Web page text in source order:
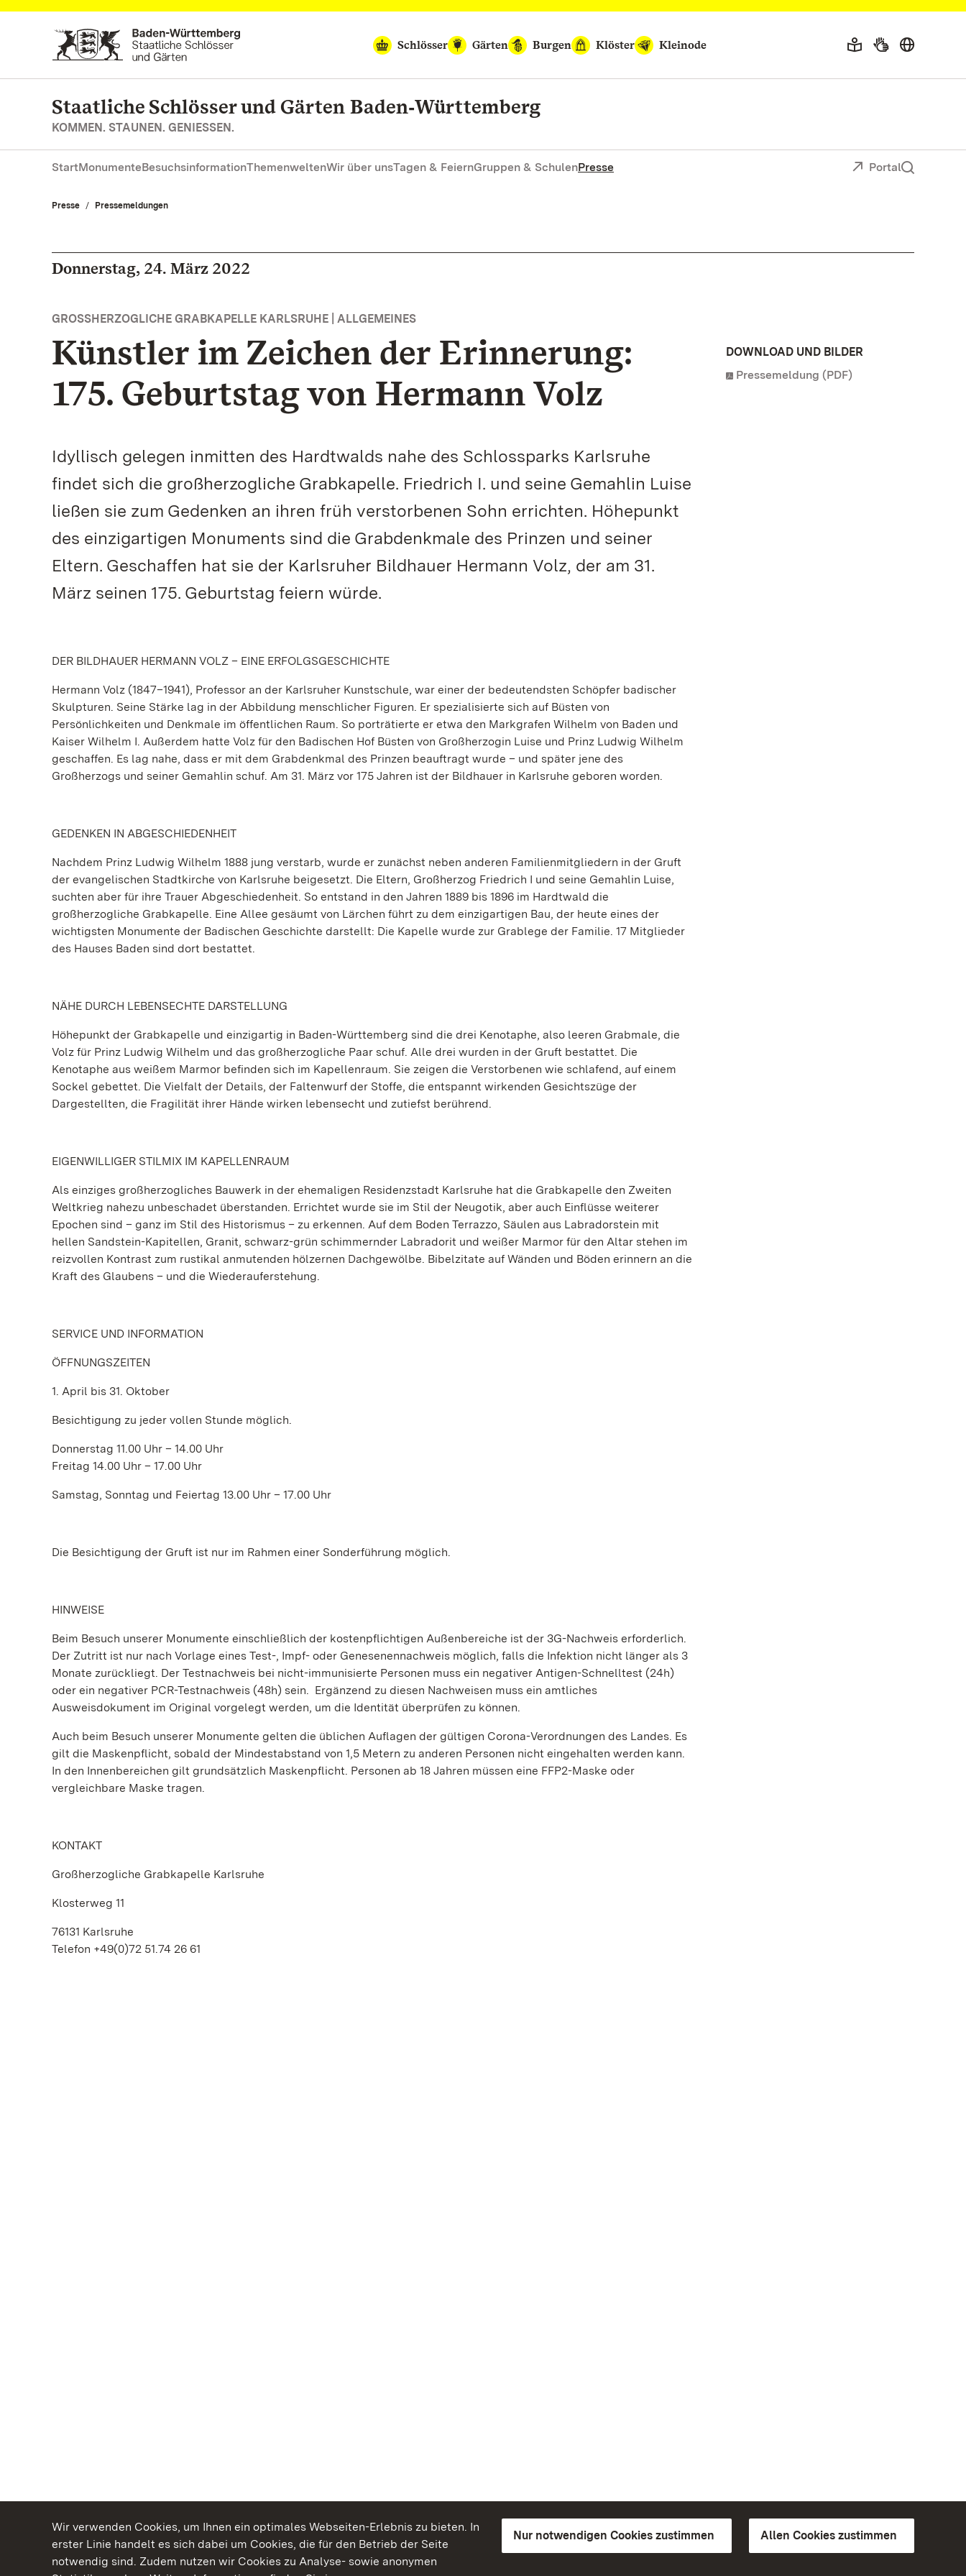
Wir verwenden Cookies, um Ihnen ein optimales Webseiten-Erlebnis zu bieten. In
erster Linie handelt es sich dabei um Cookies, die für den Betrieb der Seite
notwendig sind. Zudem nutzen wir Cookies zu Analyse- sowie anonymen
Nur notwendigen Cookies zustimmen Allen Cookies zustimmen
Zum Hauptinhalt springen
Schlösser
Gärten Burgen Klöster Kleinode
Staatliche Schlösser und Gärten Baden‑Württemberg
KOMMEN. STAUNEN. GENIESSEN.
StartMonumenteBesuchsinformationThemenweltenWir über unsTagen & FeiernGruppen & SchulenPresse Portal
Presse Pressemeldungen
Donnerstag, 24. März 2022
GROSSHERZOGLICHE GRABKAPELLE KARLSRUHE | ALLGEMEINES
Künstler im Zeichen der Erinnerung:
175. Geburtstag von Hermann Volz
Idyllisch gelegen inmitten des Hardtwalds nahe des Schlossparks Karlsruhe
findet sich die großherzogliche Grabkapelle. Friedrich I. und seine Gemahlin Luise
ließen sie zum Gedenken an ihren früh verstorbenen Sohn errichten. Höhepunkt
des einzigartigen Monuments sind die Grabdenkmale des Prinzen und seiner
Eltern. Geschaffen hat sie der Karlsruher Bildhauer Hermann Volz, der am 31.
März seinen 175. Geburtstag feiern würde.
DER BILDHAUER HERMANN VOLZ – EINE ERFOLGSGESCHICHTE
Hermann Volz (1847–1941), Professor an der Karlsruher Kunstschule, war einer der bedeutendsten Schöpfer badischer
Skulpturen. Seine Stärke lag in der Abbildung menschlicher Figuren. Er spezialisierte sich auf Büsten von
Persönlichkeiten und Denkmale im öffentlichen Raum. So porträtierte er etwa den Markgrafen Wilhelm von Baden und
Kaiser Wilhelm I. Außerdem hatte Volz für den Badischen Hof Büsten von Großherzogin Luise und Prinz Ludwig Wilhelm
geschaffen. Es lag nahe, dass er mit dem Grabdenkmal des Prinzen beauftragt wurde – und später jene des
Großherzogs und seiner Gemahlin schuf. Am 31. März vor 175 Jahren ist der Bildhauer in Karlsruhe geboren worden.
GEDENKEN IN ABGESCHIEDENHEIT
Nachdem Prinz Ludwig Wilhelm 1888 jung verstarb, wurde er zunächst neben anderen Familienmitgliedern in der Gruft
der evangelischen Stadtkirche von Karlsruhe beigesetzt. Die Eltern, Großherzog Friedrich I und seine Gemahlin Luise,
suchten aber für ihre Trauer Abgeschiedenheit. So entstand in den Jahren 1889 bis 1896 im Hardtwald die
großherzogliche Grabkapelle. Eine Allee gesäumt von Lärchen führt zu dem einzigartigen Bau, der heute eines der
wichtigsten Monumente der Badischen Geschichte darstellt: Die Kapelle wurde zur Grablege der Familie. 17 Mitglieder
des Hauses Baden sind dort bestattet.
NÄHE DURCH LEBENSECHTE DARSTELLUNG
Höhepunkt der Grabkapelle und einzigartig in Baden-Württemberg sind die drei Kenotaphe, also leeren Grabmale, die
Volz für Prinz Ludwig Wilhelm und das großherzogliche Paar schuf. Alle drei wurden in der Gruft bestattet. Die
Kenotaphe aus weißem Marmor befinden sich im Kapellenraum. Sie zeigen die Verstorbenen wie schlafend, auf einem
Sockel gebettet. Die Vielfalt der Details, der Faltenwurf der Stoffe, die entspannt wirkenden Gesichtszüge der
Dargestellten, die Fragilität ihrer Hände wirken lebensecht und zutiefst berührend.
EIGENWILLIGER STILMIX IM KAPELLENRAUM
Als einziges großherzogliches Bauwerk in der ehemaligen Residenzstadt Karlsruhe hat die Grabkapelle den Zweiten
Weltkrieg nahezu unbeschadet überstanden. Errichtet wurde sie im Stil der Neugotik, aber auch Einflüsse weiterer
Epochen sind – ganz im Stil des Historismus – zu erkennen. Auf dem Boden Terrazzo, Säulen aus Labradorstein mit
hellen Sandstein-Kapitellen, Granit, schwarz-grün schimmernder Labradorit und weißer Marmor für den Altar stehen im
reizvollen Kontrast zum rustikal anmutenden hölzernen Dachgewölbe. Bibelzitate auf Wänden und Böden erinnern an die
Kraft des Glaubens – und die Wiederauferstehung.
SERVICE UND INFORMATION
ÖFFNUNGSZEITEN
1. April bis 31. Oktober
Besichtigung zu jeder vollen Stunde möglich.
Donnerstag 11.00 Uhr – 14.00 Uhr
Freitag 14.00 Uhr – 17.00 Uhr
Samstag, Sonntag und Feiertag 13.00 Uhr – 17.00 Uhr
Die Besichtigung der Gruft ist nur im Rahmen einer Sonderführung möglich.
HINWEISE
Beim Besuch unserer Monumente einschließlich der kostenpflichtigen Außenbereiche ist der 3G-Nachweis erforderlich.
Der Zutritt ist nur nach Vorlage eines Test-, Impf- oder Genesenennachweis möglich, falls die Infektion nicht länger als 3
Monate zurückliegt. Der Testnachweis bei nicht-immunisierte Personen muss ein negativer Antigen-Schnelltest (24h)
oder ein negativer PCR-Testnachweis (48h) sein. Ergänzend zu diesen Nachweisen muss ein amtliches
Ausweisdokument im Original vorgelegt werden, um die Identität überprüfen zu können.
Auch beim Besuch unserer Monumente gelten die üblichen Auflagen der gültigen Corona-Verordnungen des Landes. Es
gilt die Maskenpflicht, sobald der Mindestabstand von 1,5 Metern zu anderen Personen nicht eingehalten werden kann.
In den Innenbereichen gilt grundsätzlich Maskenpflicht. Personen ab 18 Jahren müssen eine FFP2-Maske oder
vergleichbare Maske tragen.
KONTAKT
Großherzogliche Grabkapelle Karlsruhe
Klosterweg 11
76131 Karlsruhe
Telefon +49(0)72 51.74 26 61
DOWNLOAD UND BILDER
Pressemeldung (PDF)